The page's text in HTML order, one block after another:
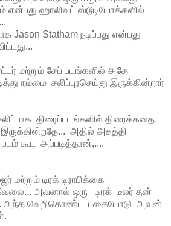
என்பது ஹாலிவுட் ஸ்டூடியோக்களில்
Jason Statham நடிப்பது என்பது
மற்றும் சேப் படங்களில் அதே
நம்மை சலிப்புரசெய்து இருக்கின்றார்
திரைப்படங்களில் திரைக்கதை
இருக்கின்றதே... அதில் அசத்தி
கூட அப்படித்தான்,....
டிரக் டிராபிக்கை
வேலை... அவனால் ஒரு டிரக் டீலர் தன்
அந்த வெறிகொண்ட பகையோடு அவன்